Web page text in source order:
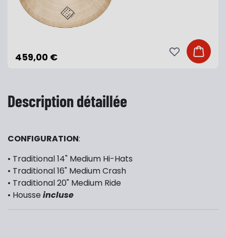
459,00 € Ajouter
Ajouter à ma
Description détaillée
CONFIGURATION:
• Traditional 14" Medium Hi-Hats
• Traditional 16" Medium Crash
• Traditional 20" Medium Ride
• Housse incluse